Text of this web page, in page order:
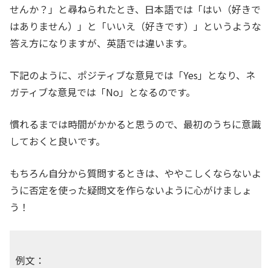
せんか？」と尋ねられたとき、日本語では「はい（好きで
はありません）」と「いいえ（好きです）」というような
答え方になりますが、英語では違います。
下記のように、ポジティブな意見では「Yes」となり、ネ
ガティブな意見では「No」となるのです。
慣れるまでは時間がかかると思うので、最初のうちに意識
しておくと良いです。
もちろん自分から質問するときは、ややこしくならないよ
うに否定を使った疑問文を作らないように心がけましょ
う！
例文：